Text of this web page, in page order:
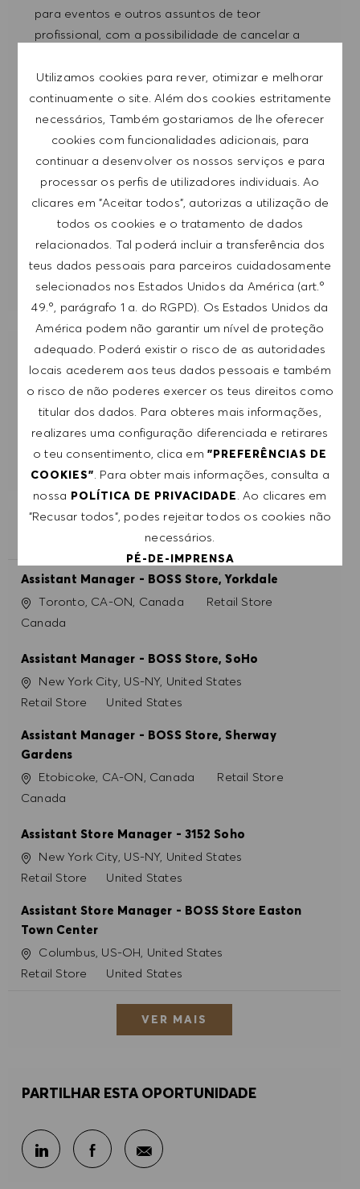
Utilizamos cookies para rever, otimizar e melhorar
continuamente o site. Além dos cookies estritamente
necessários, Também gostariamos de lhe oferecer
cookies com funcionalidades adicionais, para
continuar a desenvolver os nossos serviços e para
processar os perfis de utilizadores individuais. Ao
clicares em "Aceitar todos", autorizas a utilização de
todos os cookies e o tratamento de dados
relacionados. Tal poderá incluir a transferência dos
teus dados pessoais para parceiros cuidadosamente
selecionados nos Estados Unidos da América (art.º
49.º, parágrafo 1 a. do RGPD). Os Estados Unidos da
América podem não garantir um nível de proteção
adequado. Poderá existir o risco de as autoridades
locais acederem aos teus dados pessoais e também
o risco de não poderes exercer os teus direitos como
titular dos dados. Para obteres mais informações,
realizares uma configuração diferenciada e retirares
o teu consentimento, clica em "PREFERÊNCIAS DE
COOKIES". Para obter mais informações, consulta a
nossa POLÍTICA DE PRIVACIDADE. Ao clicares em
"Recusar todos", podes rejeitar todos os cookies não
necessários.
PÉ-DE-IMPRENSA
PREFERÊNCIAS DE COOKIES
ACEITAR TODOS
para eventos e outros assuntos de teor
profissional, com a possibilidade de cancelar a
clicando na ligação apresentada em cada e-
mail. Aceito que os meus dados pessoais sejam
submetidos a tratamento de acordo com
POLÍTICA DE PRIVACIDADE.
Introduzir endereço de e-mail (obrigatório)
GERIR ALERTAS
RECEBE RECOMENDAÇÕES DE EMPREGO
PERSONALIZADAS COM BASE NOS TEUS
INTERESSES.
COMEÇAR
EMPREGOS SEMELHANTES
Assistant Manager - BOSS Store, Yorkdale
Localização
Toronto, CA-ON, Canada Categoria
Retail Store
Canada
Assistant Manager - BOSS Store, SoHo
Localização
New York City, US-NY, United States
Categoria
Retail Store United States
Assistant Manager - BOSS Store, Sherway
Gardens
Localização
Etobicoke, CA-ON, Canada Categoria
Retail Store
Canada
Assistant Store Manager - 3152 Soho
Localização
New York City, US-NY, United States
Categoria
Retail Store United States
Assistant Store Manager - BOSS Store Easton
Town Center
Localização
Columbus, US-OH, United States
Categoria
Retail Store United States
VER MAIS
PARTILHAR ESTA OPORTUNIDADE
Partilhar através do LinkedIn
Partilhar através do Facebook
Partilhar por e-mail